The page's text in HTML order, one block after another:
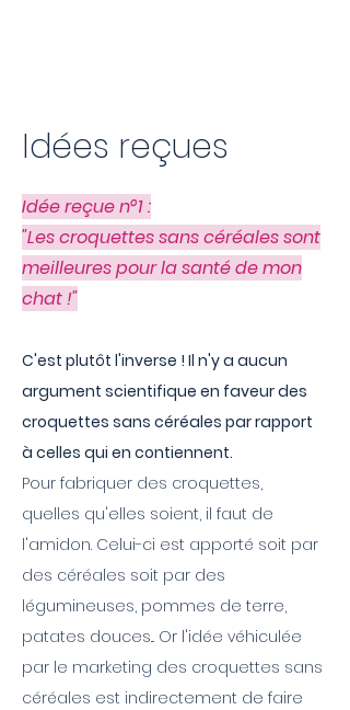
Idées reçues
Idée reçue n°1 :
"Les croquettes sans céréales sont
meilleures pour la santé de mon
chat !"
C'est plutôt l'inverse ! Il n'y a aucun
argument scientifique en faveur des
croquettes sans céréales par rapport
à celles qui en contiennent.
Pour fabriquer des croquettes,
quelles qu'elles soient, il faut de
l'amidon. Celui-ci est apporté soit par
des céréales soit par des
légumineuses, pommes de terre,
patates douces... Or l'idée véhiculée
par le marketing des croquettes sans
céréales est indirectement de faire